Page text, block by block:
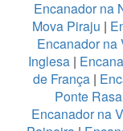
Encanador na
Mova Piraju |
Encanador na
Inglesa |
de França |
Ponte Rasa
Encanador na